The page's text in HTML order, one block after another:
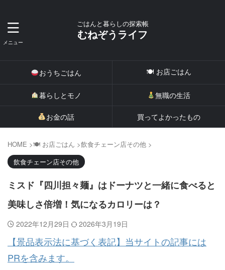
ごはんと暮らしの探索帳
むねぞうライフ
おうちごはん 🍽 お店ごはん
暮らしとモノ 無職の生活
お金の話 買ってよかったもの
HOME >🍽 お店ごはん >飲食チェーン店その他 >
飲食チェーン店その他
ミスド『四川担々麺』はドーナツと一緒に食べると
美味しさ倍増！気になるカロリーは？
2022年12月29日
2026年3月19日
【景品表示法に基づく表記】当サイトの記事には
PRを含みます。